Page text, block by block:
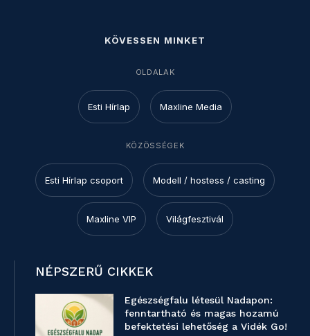
KÖVESSEN MINKET
OLDALAK
Esti Hírlap Maxline Media
KÖZÖSSÉGEK
Esti Hírlap csoport Modell / hostess / casting
Maxline VIP Világfesztivál
NÉPSZERŰ CIKKEK
Egészségfalu létesül Nadapon:
fenntartható és magas hozamú
befektetési lehetőség a Vidék Go!